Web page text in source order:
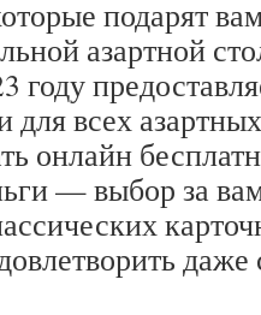
подарят
азартной
году
для всех
онлайн
— выбор за